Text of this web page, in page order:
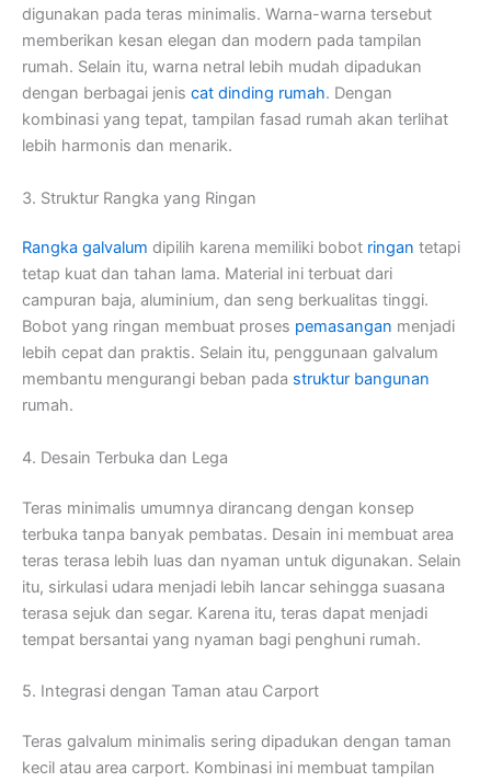
digunakan pada teras minimalis. Warna-warna tersebut
memberikan kesan elegan dan modern pada tampilan
rumah. Selain itu, warna netral lebih mudah dipadukan
dengan berbagai jenis cat dinding rumah. Dengan
kombinasi yang tepat, tampilan fasad rumah akan terlihat
lebih harmonis dan menarik.
3. Struktur Rangka yang Ringan
Rangka galvalum dipilih karena memiliki bobot ringan tetapi
tetap kuat dan tahan lama. Material ini terbuat dari
campuran baja, aluminium, dan seng berkualitas tinggi.
Bobot yang ringan membuat proses pemasangan menjadi
lebih cepat dan praktis. Selain itu, penggunaan galvalum
membantu mengurangi beban pada struktur bangunan
rumah.
4. Desain Terbuka dan Lega
Teras minimalis umumnya dirancang dengan konsep
terbuka tanpa banyak pembatas. Desain ini membuat area
teras terasa lebih luas dan nyaman untuk digunakan. Selain
itu, sirkulasi udara menjadi lebih lancar sehingga suasana
terasa sejuk dan segar. Karena itu, teras dapat menjadi
tempat bersantai yang nyaman bagi penghuni rumah.
5. Integrasi dengan Taman atau Carport
Teras galvalum minimalis sering dipadukan dengan taman
kecil atau area carport. Kombinasi ini membuat tampilan